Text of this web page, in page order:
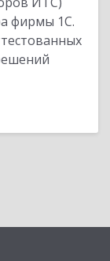
фирмы 1С.